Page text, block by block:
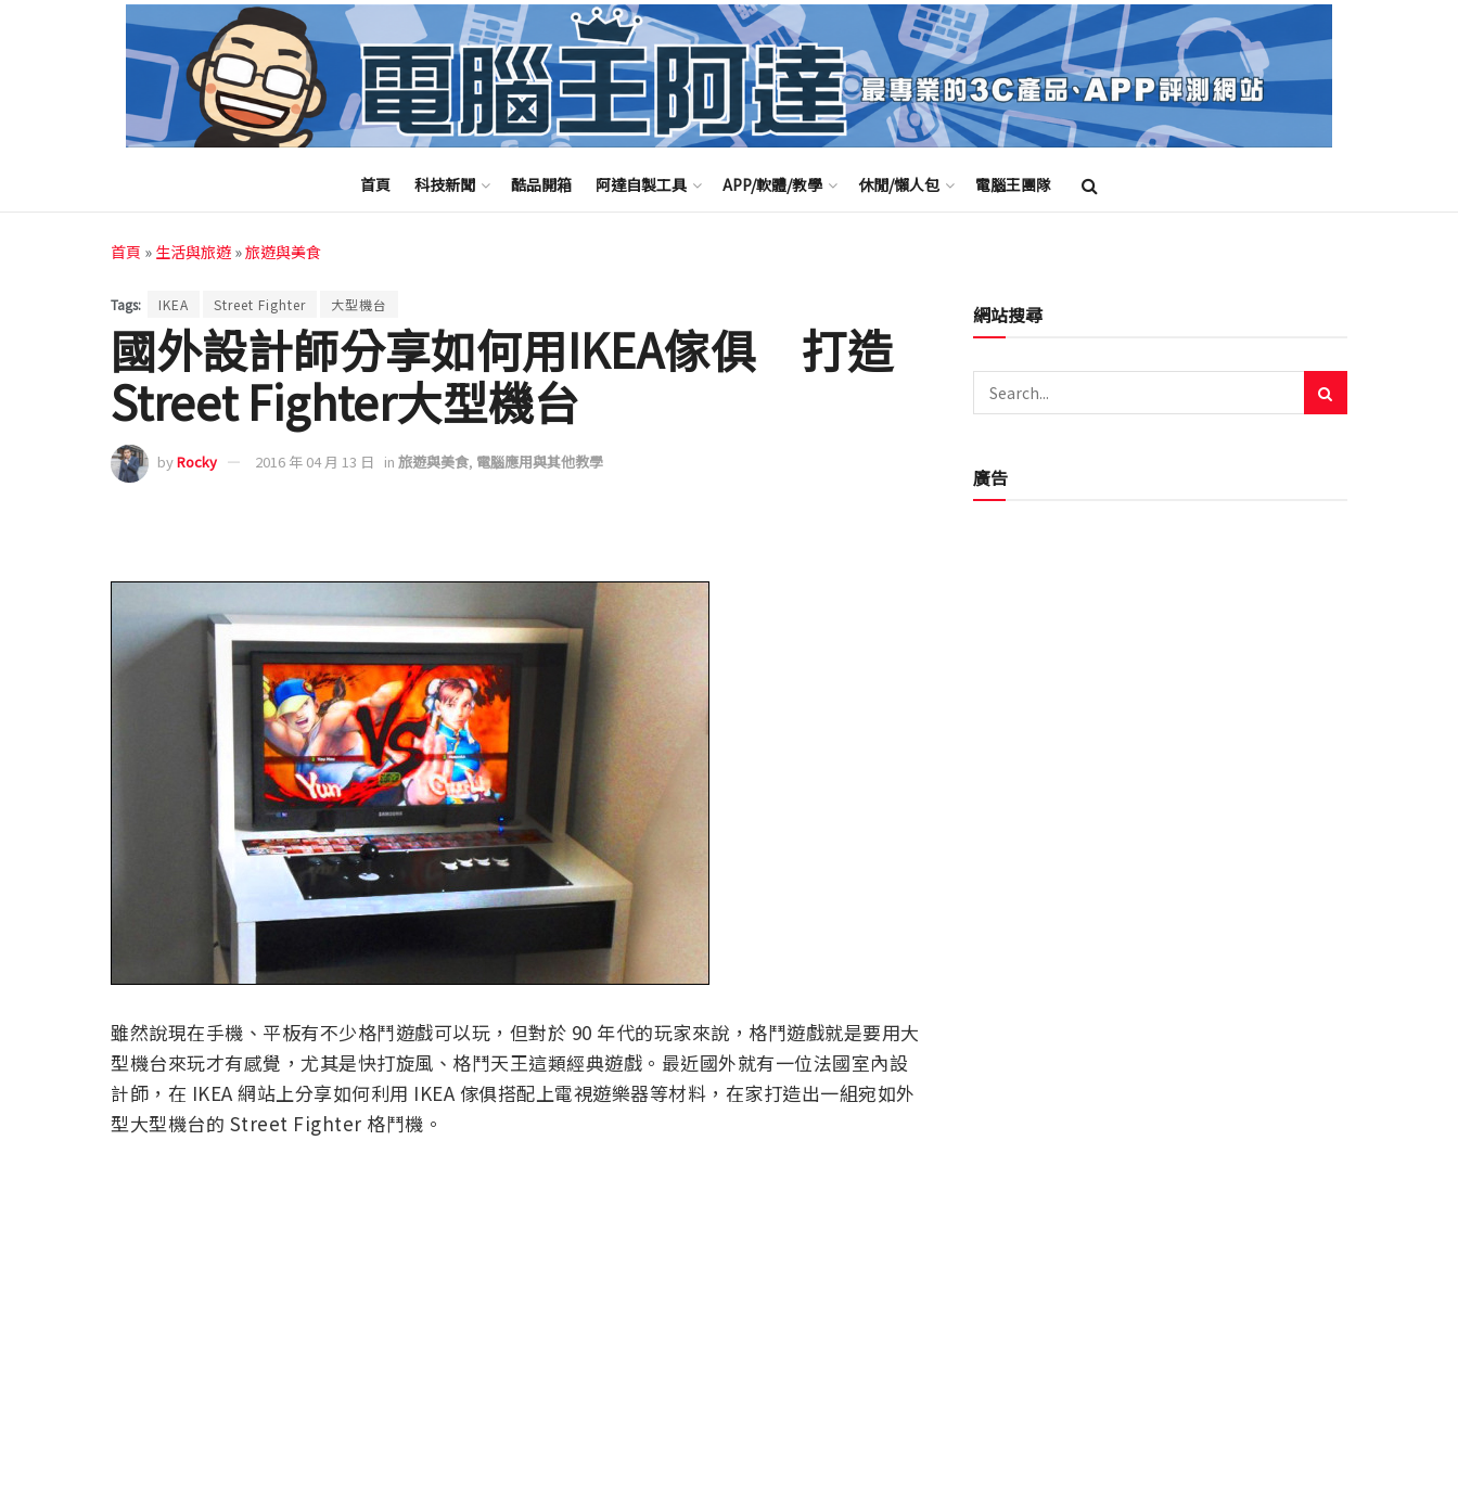
首頁 科技新聞 酷品開箱 阿達自製工具 APP/軟體/教學 休閒/懶人包 電腦王團隊
首頁 » 生活與旅遊 »旅遊與美食
Tags: IKEA Street Fighter 大型機台
國外設計師分享如何用IKEA傢俱 打造
Street Fighter大型機台
byRocky 2016 年 04 月 13 日 in 旅遊與美食, 電腦應用與其他教學
雖然說現在手機、平板有不少格鬥遊戲可以玩，但對於 90 年代的玩家來說，格鬥遊戲就是要用大
型機台來玩才有感覺，尤其是快打旋風、格鬥天王這類經典遊戲。最近國外就有一位法國室內設
計師，在 IKEA 網站上分享如何利用 IKEA 傢俱搭配上電視遊樂器等材料，在家打造出一組宛如外
型大型機台的 Street Fighter 格鬥機。
網站搜尋
廣告